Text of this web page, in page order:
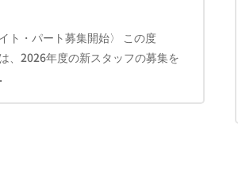
ト・パート募集開始〉 この度
、2026年度の新スタッフの募集を